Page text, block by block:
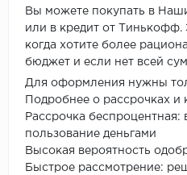
Вы можете покупать в
или в кредит от Тинькофф.
когда хотите более
бюджет и если нет всей
Для оформления нужны
Подробнее о рассрочках
Рассрочка беспроцентная:
пользование деньгами
Высокая вероятность
Быстрое рассмотрение: